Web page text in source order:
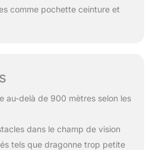
comme pochette ceinture et
au-delà de 900 mètres selon les
dans le champ de vision
tels que dragonne trop petite